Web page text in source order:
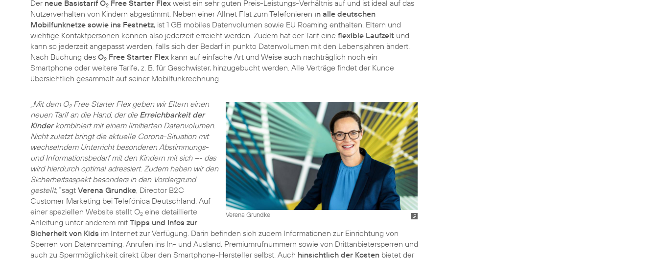
Der neue Basistarif O2 Free Starter Flex weist ein sehr guten Preis-Leistungs-Verhältnis auf und ist ideal auf das
Nutzerverhalten von Kindern abgestimmt. Neben einer Allnet Flat zum Telefonieren in alle deutschen
Mobilfunknetze sowie ins Festnetz, ist 1 GB mobiles Datenvolumen sowie EU Roaming enthalten. Eltern und
wichtige Kontaktpersonen können also jederzeit erreicht werden. Zudem hat der Tarif eine flexible Laufzeit und
kann so jederzeit angepasst werden, falls sich der Bedarf in punkto Datenvolumen mit den Lebensjahren ändert.
Nach Buchung des O2 Free Starter Flex kann auf einfache Art und Weise auch nachträglich noch ein
Smartphone oder weitere Tarife, z. B. für Geschwister, hinzugebucht werden. Alle Verträge findet der Kunde
übersichtlich gesammelt auf seiner Mobilfunkrechnung.
Verena Grundke
„Mit dem O2Free Starter Flex geben wir Eltern einen
neuen Tarif an die Hand, der die Erreichbarkeit der
Kinderkombiniert mit einem limitierten Datenvolumen.
Nicht zuletzt bringt die aktuelle Corona-Situation mit
wechselndem Unterricht besonderen Abstimmungs-
und Informationsbedarf mit den Kindern mit sich –- das
wird hierdurch optimal adressiert. Zudem haben wir den
Sicherheitsaspekt besonders in den Vordergrund
gestellt,“sagt Verena Grundke, Director B2C
Customer Marketing bei Telefónica Deutschland. Auf
einer speziellen Website stellt O2 eine detaillierte
Anleitung unter anderem mit Tipps und Infos zur
Sicherheit von Kids im Internet zur Verfügung. Darin befinden sich zudem Informationen zur Einrichtung von
Sperren von Datenroaming, Anrufen ins In- und Ausland, Premiumrufnummern sowie von Drittanbietersperren und
auch zu Sperrmöglichkeit direkt über den Smartphone-Hersteller selbst. Auch hinsichtlich der Kosten bietet der